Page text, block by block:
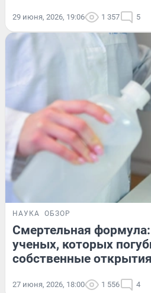
29 июня, 2026, 19:06 1 357 5
НАУКА ОБЗОР
Смертельная
ученых, которых
собственные открытия
27 июня, 2026, 18:00 1 556 4